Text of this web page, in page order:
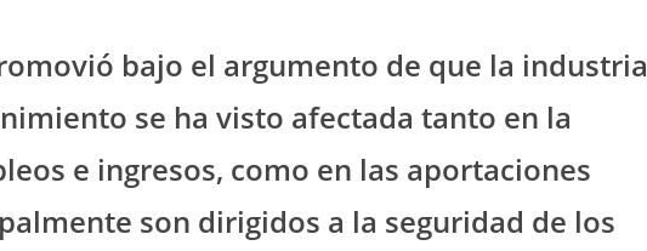
bajo el argumento de que la industria
se ha visto afectada tanto en la
e ingresos, como en las aportaciones
son dirigidos a la seguridad de los